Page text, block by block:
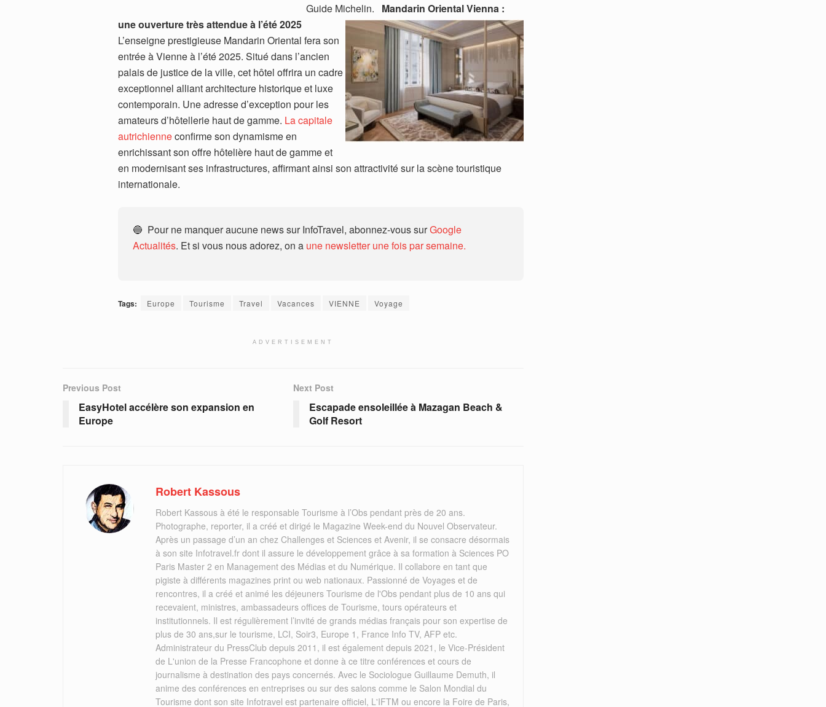
Guide Michelin. Mandarin Oriental Vienna :
une ouverture très attendue à l’été 2025
L’enseigne prestigieuse Mandarin Oriental fera son
entrée à Vienne à l’été 2025. Situé dans l’ancien
palais de justice de la ville, cet hôtel offrira un cadre
exceptionnel alliant architecture historique et luxe
contemporain. Une adresse d’exception pour les
amateurs d’hôtellerie haut de gamme. La capitale
autrichienneconfirme son dynamisme en
enrichissant son offre hôtelière haut de gamme et
en modernisant ses infrastructures, affirmant ainsi son attractivité sur la scène touristique
internationale.
🔵 Pour ne manquer aucune news sur InfoTravel, abonnez-vous surGoogle
Actualités. Et si vous nous adorez, on a une newsletter une fois par semaine.
Tags: Europe Tourisme Travel Vacances VIENNE Voyage
ADVERTISEMENT
Previous Post
EasyHotel accélère son expansion en
Europe
Next Post
Escapade ensoleillée à Mazagan Beach &
Golf Resort
Robert Kassous
Robert Kassous à été le responsable Tourisme à l’Obs pendant près de 20 ans.
Photographe, reporter, il a créé et dirigé le Magazine Week-end du Nouvel Observateur.
Après un passage d’un an chez Challenges et Sciences et Avenir, il se consacre désormais
à son site Infotravel.fr dont il assure le développement grâce à sa formation à Sciences PO
Paris Master 2 en Management des Médias et du Numérique. Il collabore en tant que
pigiste à différents magazines print ou web nationaux. Passionné de Voyages et de
rencontres, il a créé et animé les déjeuners Tourisme de l'Obs pendant plus de 10 ans qui
recevaient, ministres, ambassadeurs offices de Tourisme, tours opérateurs et
institutionnels. Il est régulièrement l’invité de grands médias français pour son expertise de
plus de 30 ans,sur le tourisme, LCI, Soir3, Europe 1, France Info TV, AFP etc.
Administrateur du PressClub depuis 2011, il est également depuis 2021, le Vice-Président
de L'union de la Presse Francophone et donne à ce titre conférences et cours de
journalisme à destination des pays concernés. Avec le Sociologue Guillaume Demuth, il
anime des conférences en entreprises ou sur des salons comme le Salon Mondial du
Tourisme dont son site Infotravel est partenaire officiel, L'IFTM ou encore la Foire de Paris,